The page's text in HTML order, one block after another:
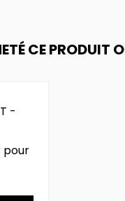
CE PRODUIT
pour